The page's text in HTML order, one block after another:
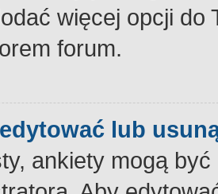
więcej opcji
forum.
lub
ankiety mogą